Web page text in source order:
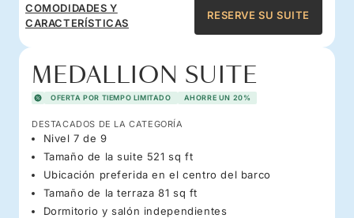
COMODIDADES Y
CARACTERÍSTICAS
RESERVE SU SUITE
MEDALLION SUITE
OFERTA POR TIEMPO LIMITADO AHORRE UN 20%
DESTACADOS DE LA CATEGORÍA
Nivel 7 de 9
Tamaño de la suite 521 sq ft
Ubicación preferida en el centro del barco
Tamaño de la terraza 81 sq ft
Dormitorio y salón independientes